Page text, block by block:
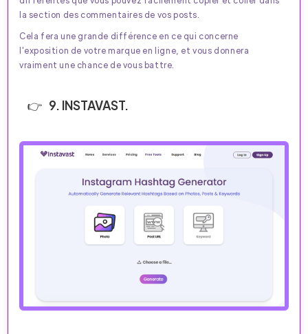
la section des commentaires de vos posts.
Cela fera une grande différence en ce qui concerne
l'exposition de votre marque en ligne, et vous donnera
vraiment une chance de vous battre.
9. INSTAVAST.